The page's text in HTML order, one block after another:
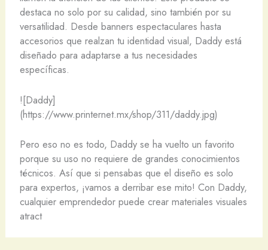
destaca no solo por su calidad, sino también por su
versatilidad. Desde banners espectaculares hasta
accesorios que realzan tu identidad visual, Daddy está
diseñado para adaptarse a tus necesidades
específicas.
![Daddy]
(https://www.printernet.mx/shop/311/daddy.jpg)
Pero eso no es todo, Daddy se ha vuelto un favorito
porque su uso no requiere de grandes conocimientos
técnicos. Así que si pensabas que el diseño es solo
para expertos, ¡vamos a derribar ese mito! Con Daddy,
cualquier emprendedor puede crear materiales visuales
atract